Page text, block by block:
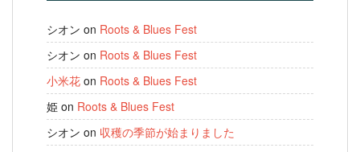
シオン on Roots & Blues Fest
シオン on Roots & Blues Fest
小米花 on Roots & Blues Fest
姫 on Roots & Blues Fest
シオン on 収穫の季節が始まりました